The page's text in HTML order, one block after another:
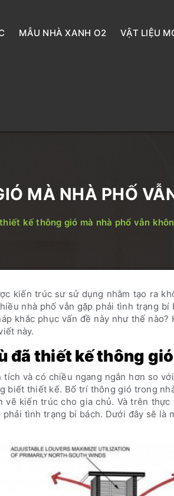
MẪU NHÀ XANH O2 VẬT LIỆU
MÀ NHÀ PHỐ
kế thông gió mà nhà phố vẫn
kiến trúc sư sử dụng nhằm tạo ra
nhà phố vẫn gặp phải tình trạng bí
khắc phục vấn đề này như thế nào?
này.
đã thiết kế thông
và có chiều ngang ngắn hơn so
biết thiết kế. Bố trí thông gió trong
vẽ kiến trúc cho gia chủ. Và trên thực
tình trạng bí bách. Dưới đây sẽ là